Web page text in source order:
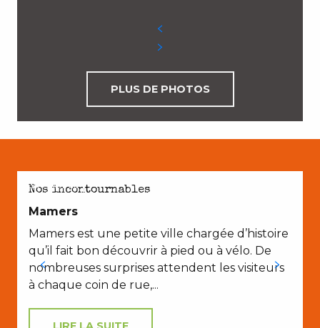
PLUS DE PHOTOS
EN COUPLE
Nos incontournables
Mamers
Mamers est une petite ville chargée d’histoire
qu’il fait bon découvrir à pied ou à vélo. De
nombreuses surprises attendent les visiteurs
à chaque coin de rue,...